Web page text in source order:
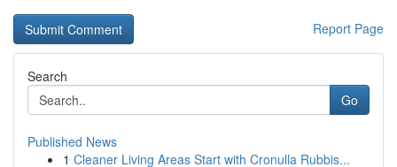
Report Page
Search
Go
Published News
1 Cleaner Living Areas Start with Cronulla Rubbis...